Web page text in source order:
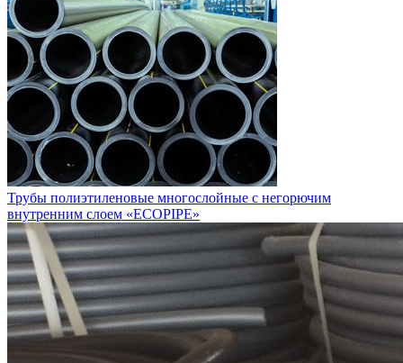
Трубы полиэтиленовые многослойные с негорючим
внутренним слоем «ECOPIPE»